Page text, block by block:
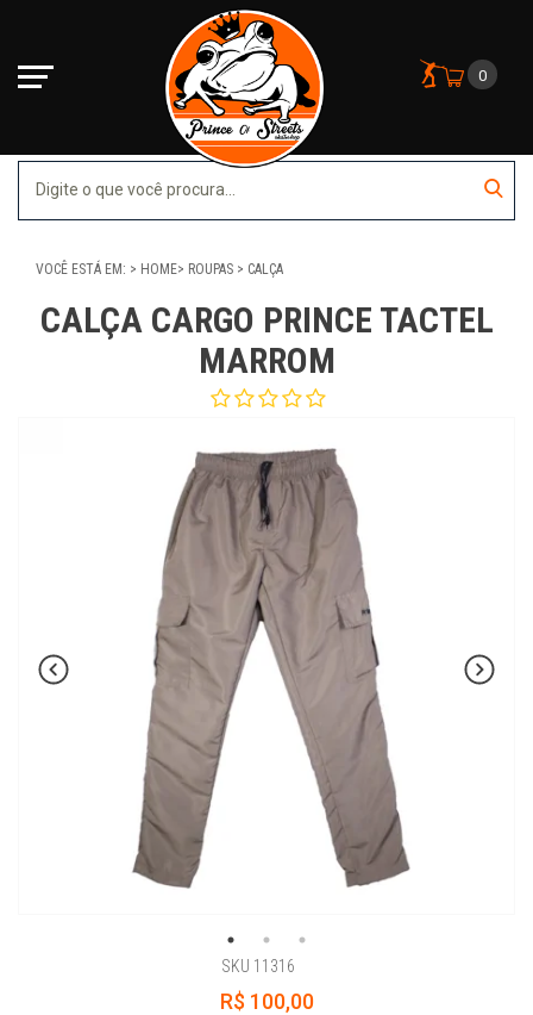
0
VOCÊ ESTÁ EM: HOME ROUPAS CALÇA
CALÇA CARGO PRINCE TACTEL
MARROM
SKU 11316
R$ 100,00